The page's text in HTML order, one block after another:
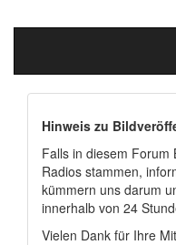
Hinweis zu
Falls in diesem Forum
Radios stammen,
kümmern uns darum
innerhalb von 24
Vielen Dank für Ihre